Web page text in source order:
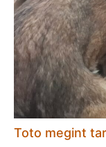
Toto megint